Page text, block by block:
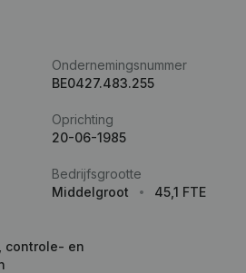
Ondernemingsnummer
BE0427.483.255
Oprichting
20-06-1985
Bedrijfsgrootte
Middelgroot
45,1 FTE
controle- en